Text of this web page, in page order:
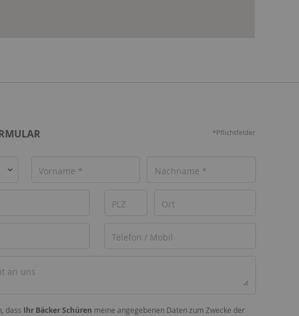
*Pflichtfelder
dass Ihr Bäcker Schüren meine angegebenen Daten zum Zwecke der